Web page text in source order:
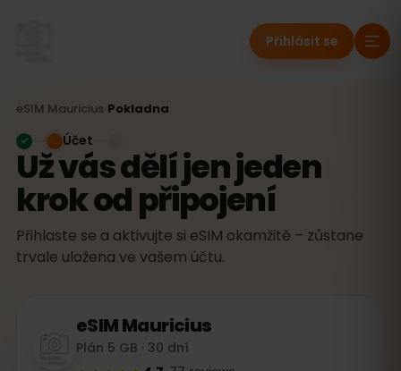
Přihlásit se
eSIM Mauricius Pokladna
Už vás dělí jen jeden
krok od připojení
Přihlaste se a aktivujte si eSIM okamžitě – zůstane
trvale uložena ve vašem účtu.
Účet
eSIMMauricius
Plán 5 GB · 30 dní